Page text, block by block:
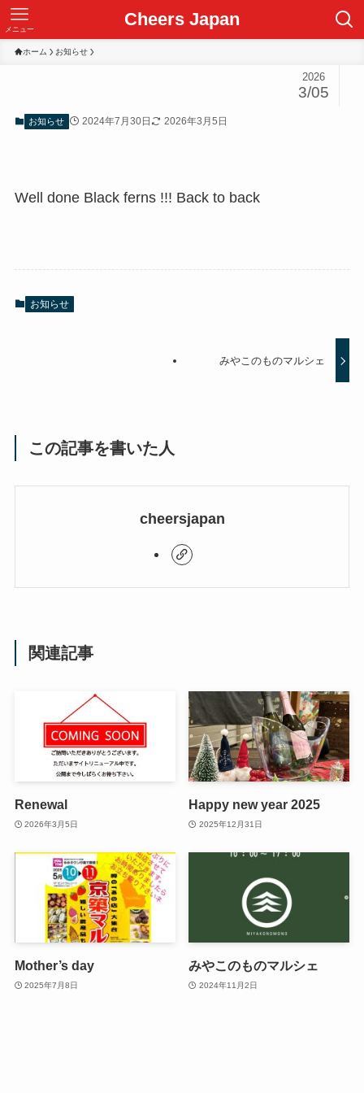
Cheers Japan
メニュー
ホーム お知らせ
2026
3/05
お知らせ 2024年7月30日 2026年3月5日
Well done Black ferns !!! Back to back
お知らせ
みやこのものマルシェ
この記事を書いた人
cheersjapan
関連記事
Renewal
2026年3月5日
Happy new year 2025
2025年12月31日
Mother’s day
2025年7月8日
みやこのものマルシェ
2024年11月2日